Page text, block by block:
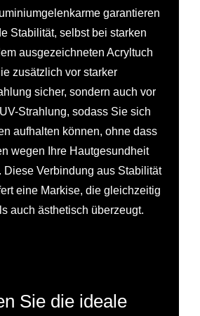
garantieren
Stabilität, selbst bei starken
ausgezeichneten Acryltuch
zusätzlich vor starker
sicher, sondern auch vor
Strahlung, sodass Sie sich
aufhalten können, ohne dass
wegen Ihre Hautgesundheit
Diese Verbindung aus Stabilität
eine Markise, die gleichzeitig
auch ästhetisch überzeugt.
Sie die ideale